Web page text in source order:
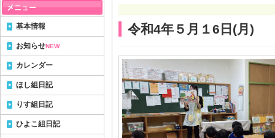
令和4年５月１6日(月)
基本情報
お知らせNEW
カレンダー
ほし組日記
りす組日記
ひよこ組日記